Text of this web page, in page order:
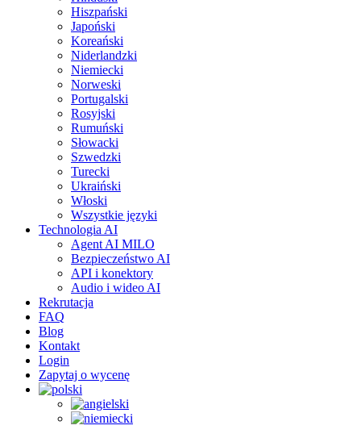
Hiszpański
Japoński
Koreański
Niderlandzki
Niemiecki
Norweski
Portugalski
Rosyjski
Rumuński
Słowacki
Szwedzki
Turecki
Ukraiński
Włoski
Wszystkie języki
Technologia AI
Agent AI MILO
Bezpieczeństwo AI
API i konektory
Audio i wideo AI
Rekrutacja
FAQ
Blog
Kontakt
Login
Zapytaj o wycenę